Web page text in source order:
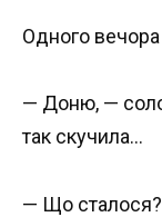
Одного
— Доню, —
так скучила…
— Що сталося?